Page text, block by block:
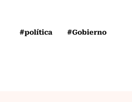
#política #Gobierno